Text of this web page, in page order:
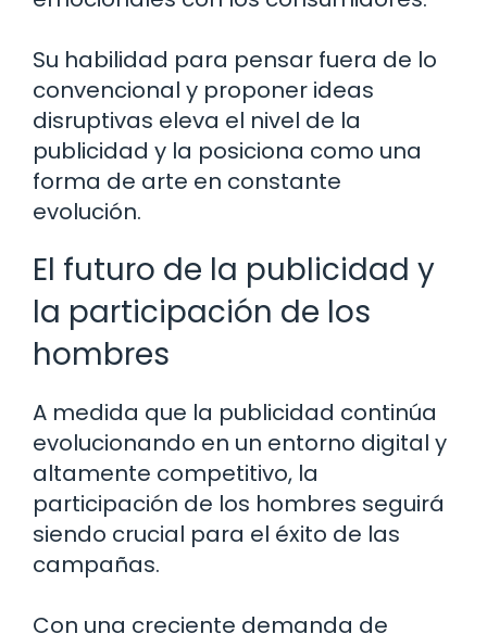
Su habilidad para pensar fuera de lo
convencional y proponer ideas
disruptivas eleva el nivel de la
publicidad y la posiciona como una
forma de arte en constante
evolución.
El futuro de la publicidad y
la participación de los
hombres
A medida que la publicidad continúa
evolucionando en un entorno digital y
altamente competitivo, la
participación de los hombres seguirá
siendo crucial para el éxito de las
campañas.
Con una creciente demanda de